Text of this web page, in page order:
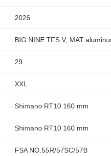
2026
BIG.NINE TFS V; MAT
29
XXL
Shimano RT10 160 mm
Shimano RT10 160 mm
FSA NO.55R/57SC/57B